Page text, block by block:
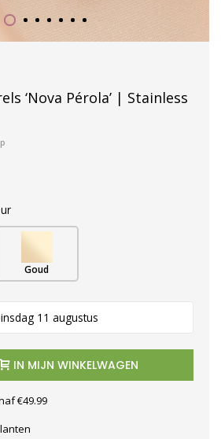
‘Nova Pérola’ | Stainless
Goud
11 augustus
IN MIJN WINKELWAGEN
€49.99